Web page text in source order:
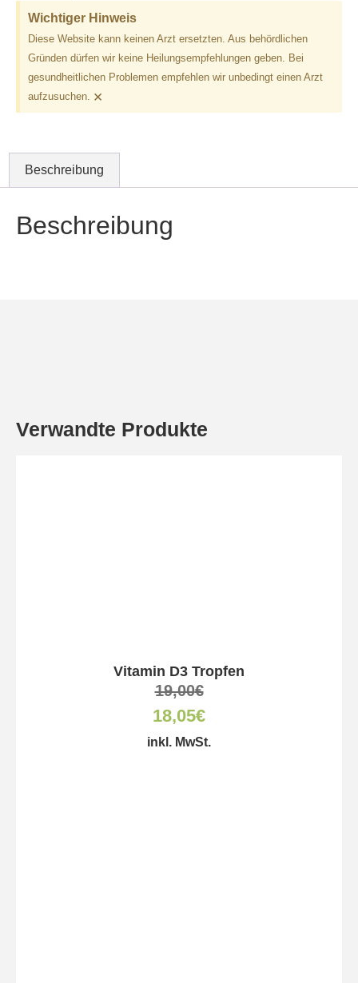
Wichtiger Hinweis
Diese Website kann keinen Arzt ersetzten. Aus behördlichen
Gründen dürfen wir keine Heilungsempfehlungen geben. Bei
gesundheitlichen Problemen empfehlen wir unbedingt einen Arzt
aufzusuchen. ×
Beschreibung
Beschreibung
Verwandte Produkte
Vitamin D3 Tropfen
19,00€
18,05€
inkl. MwSt.